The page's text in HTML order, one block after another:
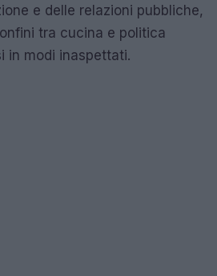
e delle relazioni pubbliche,
tra cucina e politica
in modi inaspettati.